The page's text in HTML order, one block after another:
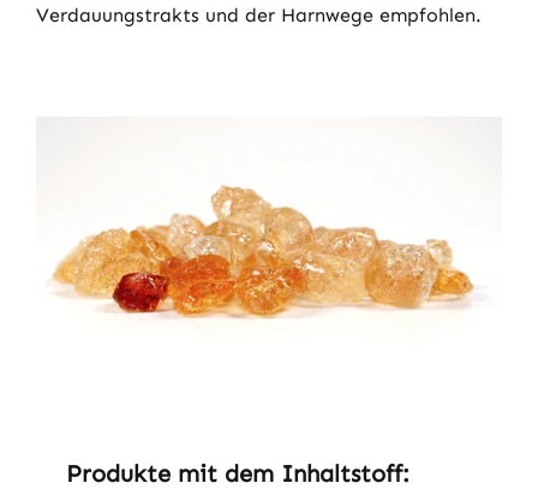
Verdauungstrakts und der Harnwege empfohlen.
Produktgalerie überspringen
Produkte mit dem Inhaltstoff: